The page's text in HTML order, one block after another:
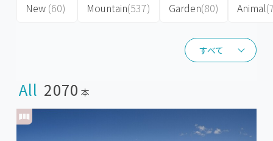
すべて
すべて
New (60)
Mountain(537)
Garden(80)
Animal
All 2070 本